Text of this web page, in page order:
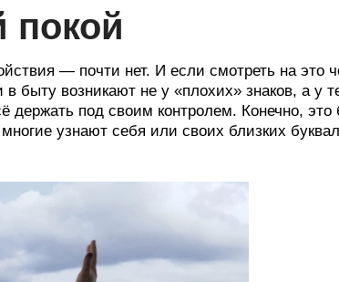
— почти нет. И если смотреть на это
быту возникают не у «плохих» знаков, а у
под своим контролем. Конечно,
узнают себя или своих близких